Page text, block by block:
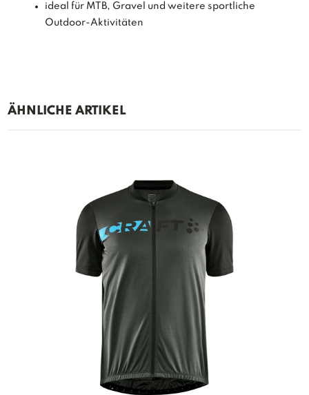
ideal für MTB, Gravel und weitere sportliche
Outdoor-Aktivitäten
ÄHNLICHE ARTIKEL